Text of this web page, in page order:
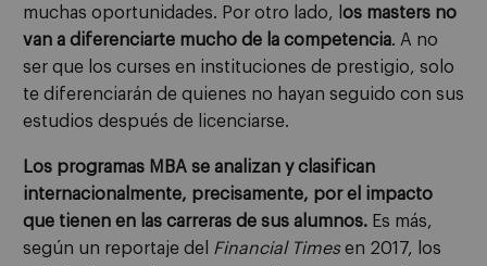
muchas oportunidades. Por otro lado, l os masters no
van a diferenciarte mucho de la competencia. A no
ser que los curses en instituciones de prestigio, solo
te diferenciarán de quienes no hayan seguido con sus
estudios después de licenciarse.
Los programas MBA se analizan y clasifican
internacionalmente, precisamente, por el impacto
que tienen en las carreras de sus alumnos. Es más,
según un reportaje del Financial Timesen 2017, los